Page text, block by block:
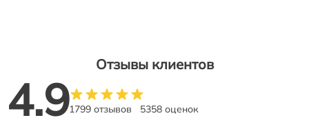
Отзывы клиентов
4.91799 отзывов 5358 оценок